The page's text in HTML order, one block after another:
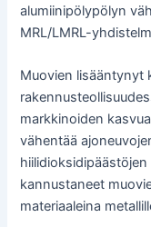
alumiinipölypölyn
MRL/LMRL-
Muovien lisääntynyt
markkinoiden
vähentää
kannustaneet
materiaaleina